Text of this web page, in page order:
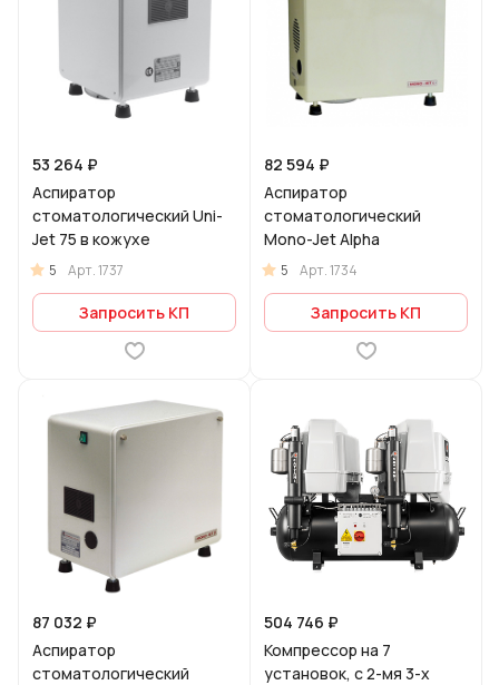
53 264 ₽
Аспиратор
стоматологический Uni-
Jet 75 в кожухе
5 Арт.1737
Запросить КП
82 594 ₽
Аспиратор
стоматологический
Mono-Jet Alpha
5 Арт.1734
Запросить КП
87 032 ₽
Аспиратор
стоматологический
504 746 ₽
Компрессор на 7
установок, с 2-мя 3-х